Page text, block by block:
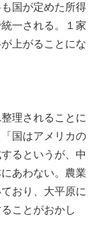
国が定めた所得
一される。１家
上がることにな
理されることに
国はアメリカの
るというが、中
あわない。農業
おり、大平原に
ことがおかし